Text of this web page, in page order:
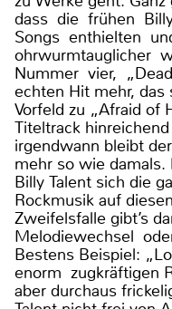
dass die frühen
Songs enthielten
ohrwurmtauglicher
Nummer vier,
echten Hit mehr,
Vorfeld zu „Afraid of
Titeltrack
irgendwann bleibt
mehr so wie
Billy Talent sich die
Rockmusik auf
Zweifelsfalle gibt’s
Melodiewechsel
Bestens Beispiel:
enorm zugkräftigen
aber durchaus